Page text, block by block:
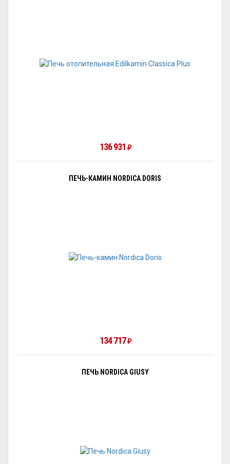
136 931 ₽
ПЕЧЬ-КАМИН NORDICA DORIS
134 717₽
ПЕЧЬ NORDICA GIUSY